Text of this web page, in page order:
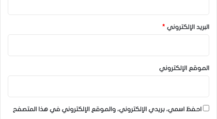
البريد الإلكتروني *
الموقع الإلكتروني
احفظ اسمي، بريدي الإلكتروني، والموقع الإلكتروني في هذا المتصفح